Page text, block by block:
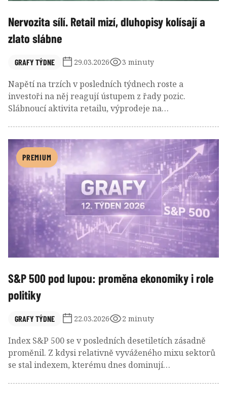
Nervozita sílí. Retail mizí, dluhopisy kolísají a
zlato slábne
GRAFY TÝDNE 29.03.2026 3 minuty
Napětí na trzích v posledních týdnech roste a
investoři na něj reagují ústupem z řady pozic.
Slábnoucí aktivita retailu, výprodeje na
aktiv. Rostoucí výnosy, geopolitické riziko a
přehodnocování očekávání ohledně úrokových sazeb
tak vytvářejí prostředí, ve kterém kapitál spíše
vyčkává, než aby hledal nové příležitosti.
PREMIUM
S&P 500 pod lupou: proměna ekonomiky i role
politiky
GRAFY TÝDNE 22.03.2026 2 minuty
Index S&P 500 se v posledních desetiletích zásadně
proměnil. Z kdysi relativně vyváženého mixu sektorů
se stal indexem, kterému dnes dominují